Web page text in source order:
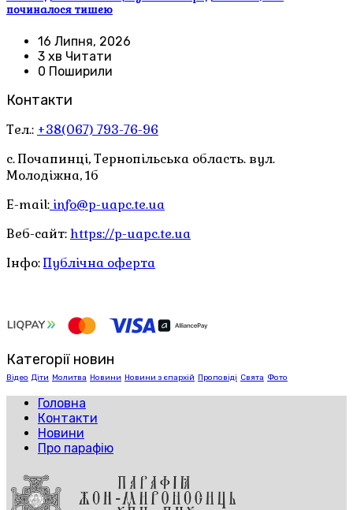
починалося тишею
16 Липня, 2026
3 хв Читати
0 Поширили
Контакти
Тел.: +38(067) 793-76-96
с. Почапинці, Тернопільська область. вул.
Молодіжна, 1б
E-mail: info@p-uapc.te.ua
Веб-сайт: https://p-uapc.te.ua
Інфо:Публічна оферта
Категорії новин
Відео Діти Молитва Новини Новини з єпархій Проповіді Свята Фото
Головна
Контакти
Новини
Про парафію